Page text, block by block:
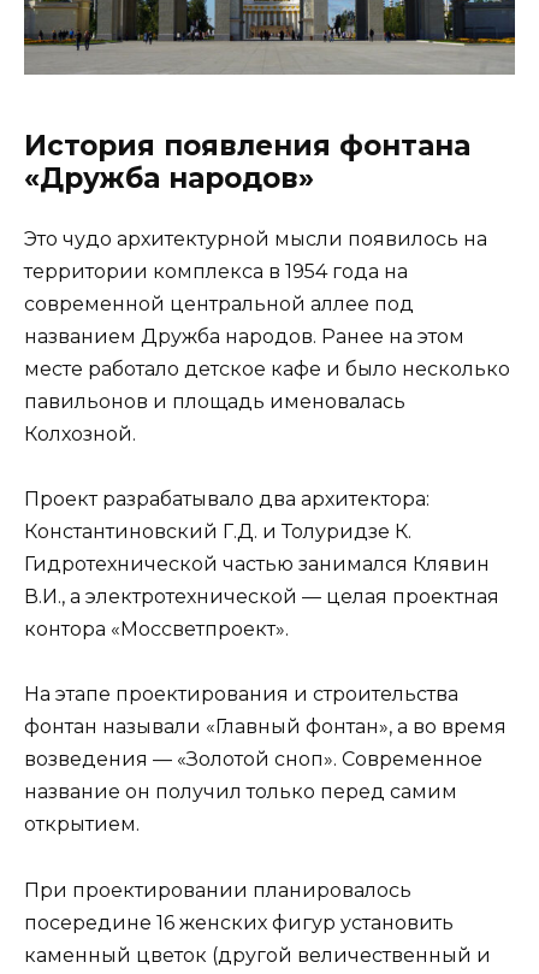
История появления фонтана
«Дружба народов»
Это чудо архитектурной мысли появилось на
территории комплекса в 1954 года на
современной центральной аллее под
названием Дружба народов. Ранее на этом
месте работало детское кафе и было несколько
павильонов и площадь именовалась
Колхозной.
Проект разрабатывало два архитектора:
Константиновский Г.Д. и Толуридзе К.
Гидротехнической частью занимался Клявин
В.И., а электротехнической — целая проектная
контора «Моссветпроект».
На этапе проектирования и строительства
фонтан называли «Главный фонтан», а во время
возведения — «Золотой сноп». Современное
название он получил только перед самим
открытием.
При проектировании планировалось
посередине 16 женских фигур установить
каменный цветок (другой величественный и